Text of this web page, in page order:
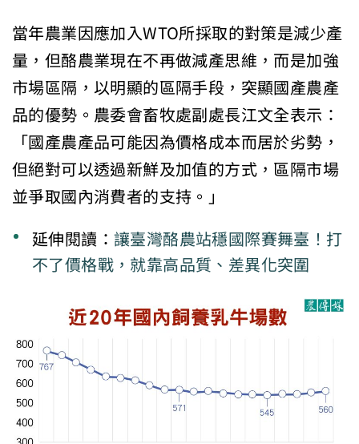
當年農業因應加入WTO所採取的對策是減少產
量，但酪農業現在不再做減產思維，而是加強
市場區隔，以明顯的區隔手段，突顯國產農產
品的優勢。農委會畜牧處副處長江文全表示：
「國產農產品可能因為價格成本而居於劣勢，
但絕對可以透過新鮮及加值的方式，區隔市場
並爭取國內消費者的支持。」
延伸閱讀：讓臺灣酪農站穩國際賽舞臺！打
不了價格戰，就靠高品質、差異化突圍